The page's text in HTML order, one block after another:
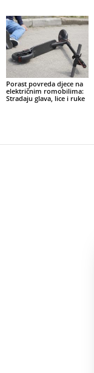
Porast povreda djece na
električnim romobilima:
Stradaju glava, lice i ruke